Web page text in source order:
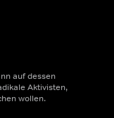
auf dessen
Aktivisten,
wollen.